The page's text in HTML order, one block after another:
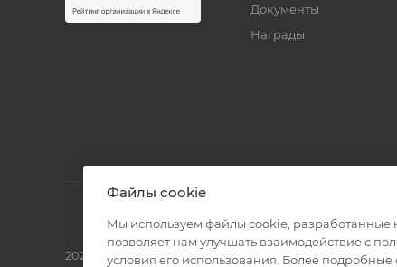
Документы
Награды
2026 © Полиграф кит - интернет-магазин
Файлы cookie
Мы используем файлы cookie, разработанные
позволяет нам улучшать взаимодействие с
условия его использования. Более